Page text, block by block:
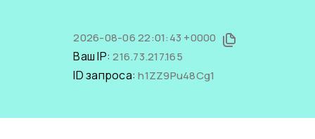
2026-08-06 22:01:43 +0000
Ваш IP:216.73.217.165
ID запроса:h1ZZ9Pu48Cg1